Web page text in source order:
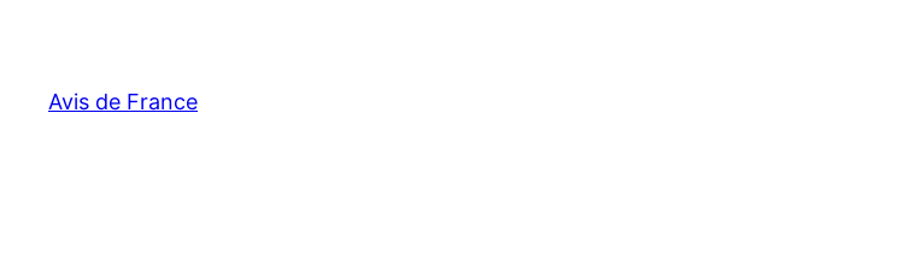
contenu
Avis de France